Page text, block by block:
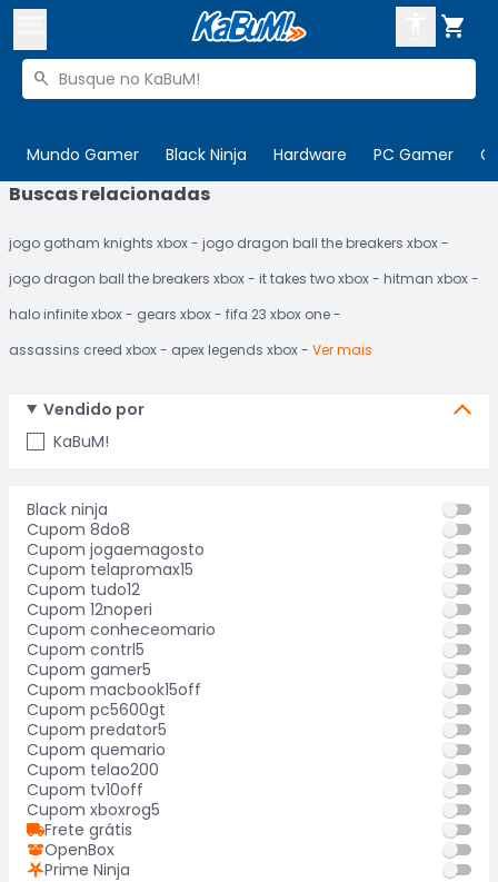

Buscar produtos

Mundo Gamer Black Ninja Hardware PC Gamer

 Departamentos
Cupons
Mais Vendidos
Ativar tradutor em libras
ENTRE
CADASTRE-SE
Buscas relacionadas
jogo gotham knights xbox
jogo dragon ball the breakers xbox
jogo dragon ball the breakers xbox
it takes two xbox
hitman xbox
halo infinite xbox
gears xbox
fifa 23 xbox one
assassins creed xbox
apex legends xbox Ver mais
Vendido por
KaBuM!
Black ninja
Cupom 8do8
Cupom jogaemagosto
Cupom telapromax15
Cupom tudo12
Cupom 12noperi
Cupom conheceomario
Cupom contrl5
Cupom gamer5
Cupom macbook15off
Cupom pc5600gt
Cupom predator5
Cupom quemario
Cupom telao200
Cupom tv10off
Cupom xboxrog5
Frete grátis
OpenBox
Prime Ninja